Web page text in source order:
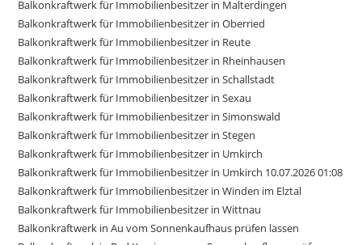
Balkonkraftwerk für Immobilienbesitzer in Malterdingen
Balkonkraftwerk für Immobilienbesitzer in Oberried
Balkonkraftwerk für Immobilienbesitzer in Reute
Balkonkraftwerk für Immobilienbesitzer in Rheinhausen
Balkonkraftwerk für Immobilienbesitzer in Schallstadt
Balkonkraftwerk für Immobilienbesitzer in Sexau
Balkonkraftwerk für Immobilienbesitzer in Simonswald
Balkonkraftwerk für Immobilienbesitzer in Stegen
Balkonkraftwerk für Immobilienbesitzer in Umkirch
Balkonkraftwerk für Immobilienbesitzer in Umkirch 10.07.2026 01:08
Balkonkraftwerk für Immobilienbesitzer in Winden im Elztal
Balkonkraftwerk für Immobilienbesitzer in Wittnau
Balkonkraftwerk in Au vom Sonnenkaufhaus prüfen lassen